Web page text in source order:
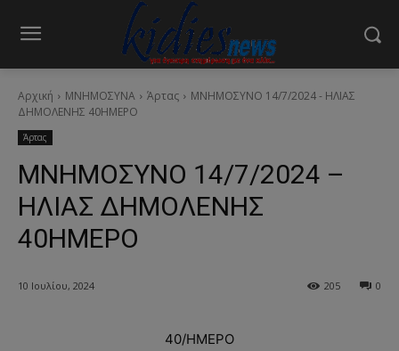
Αρχική ΜΝΗΜΟΣΥΝΑ Άρτας
ΜΝΗΜΟΣΥΝΟ 14/7/2024 - ΗΛΙΑΣ
ΔΗΜΟΛΕΝΗΣ 40ΗΜΕΡΟ
Άρτας
ΜΝΗΜΟΣΥΝΟ 14/7/2024 –
ΗΛΙΑΣ ΔΗΜΟΛΕΝΗΣ
40ΗΜΕΡΟ
10 Ιουλίου, 2024 0
205
40/ΗΜΕΡΟ